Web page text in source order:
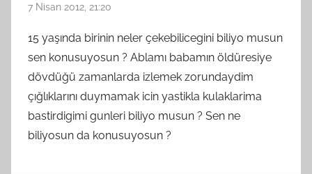
7 Nisan 2012, 21:20
15 yaşında birinin neler çekebilicegini biliyo musun
sen konusuyosun ? Ablamı babamın öldüresiye
dövdüğü zamanlarda izlemek zorundaydim
çığlıklarını duymamak icin yastikla kulaklarima
bastirdigimi gunleri biliyo musun ? Sen ne
biliyosun da konusuyosun ?